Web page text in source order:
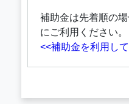
補助金は先着順の
にご利用ください。
<<補助金を利用し